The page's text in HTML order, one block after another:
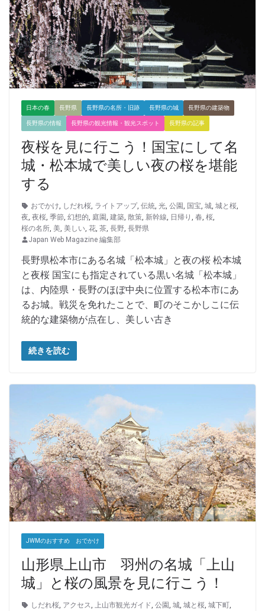
日本の春 長野県 長野県の名所・旧跡 長野県の城 長野県の建築物
長野県の情報 長野県の観光情報・観光スポット 長野県の記事
夜桜を見に行こう！国宝にして名
城・松本城で美しい夜の桜を堪能
する
おでかけ しだれ桜 ライトアップ, 伝統 光 公園 国宝 城 城と桜
夜 夜桜 季節 幻想的 庭園 建築 散策 新幹線 日帰り 春 桜
桜の名所 美 美しい 花 茶 長野 長野県
Japan Web Magazine 編集部
長野県松本市にある名城「松本城」と夜の桜 松本城
と夜桜 国宝にも指定されている黒い名城「松本城」
は、内陸県・長野のほぼ中央に位置する松本市にあ
るお城。戦災を免れたことで、町のそこかしこに伝
統的な建築物が点在し、美しい古き
続きを読む
JWMのおすすめ おでかけ
山形県上山市 羽州の名城「上山
城」と桜の風景を見に行こう！
しだれ桜, アクセス, 上山市観光ガイド, 公園, 城, 城と桜, 城下町,